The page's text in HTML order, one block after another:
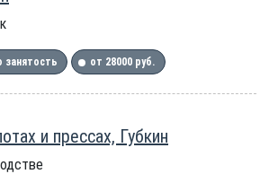
занятость от 28000 руб.
и прессах, Губкин